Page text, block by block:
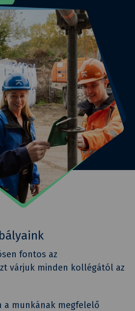
fontos az
várjuk minden kollégától az
a munkának megfelelő